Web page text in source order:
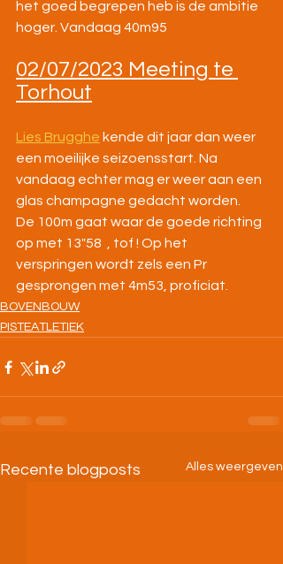
het goed begrepen heb is de ambitie
hoger. Vandaag 40m95
02/07/2023 Meeting te
Torhout
Lies Brugghe kende dit jaar dan weer
een moeilijke seizoensstart. Na
vandaag echter mag er weer aan een
glas champagne gedacht worden.
De 100m gaat waar de goede richting
op met 13"58  , tof ! Op het
verspringen wordt zels een Pr
gesprongen met 4m53, proficiat.
BOVENBOUW
PISTEATLETIEK
Recente blogposts Alles weergeven